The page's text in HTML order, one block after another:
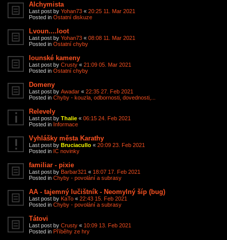
Alchymista
Last post by Yohan73 « 20:25 11. Mar 2021
Posted in Ostatní diskuze
Lvoun....loot
Last post by Yohan73 « 08:08 11. Mar 2021
Posted in Ostatní chyby
Iounské kameny
Last post by Crusty « 21:09 05. Mar 2021
Posted in Ostatní chyby
Domeny
Last post by Awadar « 22:35 27. Feb 2021
Posted in Chyby - kouzla, odbornosti, dovednosti,...
Relevely
Last post by Thalie « 06:15 24. Feb 2021
Posted in Informace
Vyhlášky města Karathy
Last post by Bruciacullo « 20:09 23. Feb 2021
Posted in IC novinky
familiar - pixie
Last post by Barbar321 « 18:07 17. Feb 2021
Posted in Chyby - povolání a subrasy
AA - tajemný lučištník - Neomylný šíp (bug)
Last post by KaTo « 22:43 15. Feb 2021
Posted in Chyby - povolání a subrasy
Tátovi
Last post by Crusty « 10:09 13. Feb 2021
Posted in Příběhy ze hry